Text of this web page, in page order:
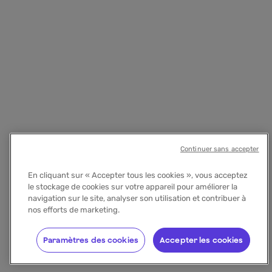
En cliquant sur « Accepter tous les cookies », vous acceptez
le stockage de cookies sur votre appareil pour améliorer la
navigation sur le site, analyser son utilisation et contribuer à
nos efforts de marketing.
Accepter les cookies
Paramètres des cookies
Continuer sans accepter